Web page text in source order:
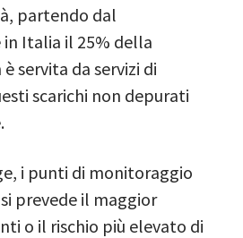
partendo dal
Italia il 25% della
servita da servizi di
scarichi non depurati
i punti di monitoraggio
prevede il maggior
o il rischio più elevato di